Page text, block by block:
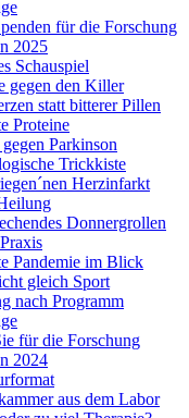
für die Forschung
2025
Schauspiel
gegen den Killer
statt bitterer Pillen
Proteine
Parkinson
Trickkiste
Herzinfarkt
Donnergrollen
Pandemie im Blick
gleich Sport
nach Programm
für die Forschung
2024
aus dem Labor